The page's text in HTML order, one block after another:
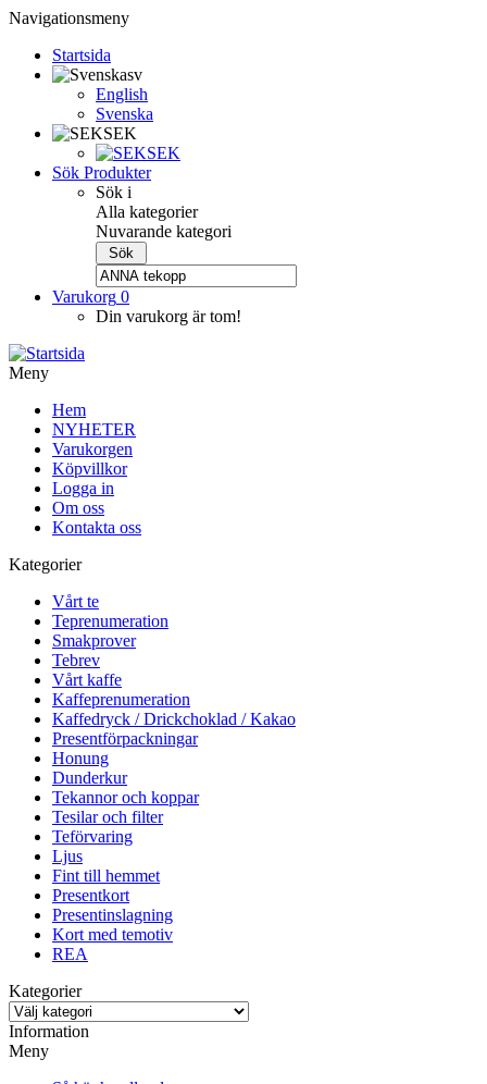
Navigationsmeny
Startsida
sv
English
Svenska
SEK
SEK
Sök Produkter
Sök i
Alla kategorier
Nuvarande kategori
Varukorg 0
Din varukorg är tom!
Meny
Hem
NYHETER
Varukorgen
Köpvillkor
Logga in
Om oss
Kontakta oss
Kategorier
Vårt te
Teprenumeration
Smakprover
Tebrev
Vårt kaffe
Kaffeprenumeration
Kaffedryck / Drickchoklad / Kakao
Presentförpackningar
Honung
Dunderkur
Tekannor och koppar
Tesilar och filter
Teförvaring
Ljus
Fint till hemmet
Presentkort
Presentinslagning
Kort med temotiv
REA
Kategorier
Information
Meny